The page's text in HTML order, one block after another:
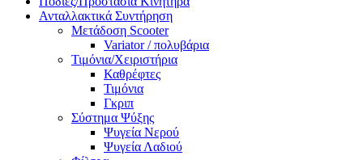
Ανταλλακτικά Συντήρηση
Μετάδοση Scooter
Variator / πολυβάρια
Τιμόνια/Χειριστήρια
Καθρέφτες
Τιμόνια
Γκριπ
Σύστημα Ψύξης
Ψυγεία Νερού
Ψυγεία Λαδιού